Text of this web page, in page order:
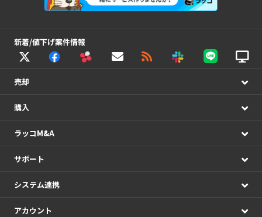
新着/値下げ案件情報
売却
購入
ラッコM&A
サポート
システム連携
アカウント